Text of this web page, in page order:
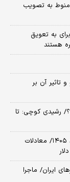
منوط به تصویب
به تعویق
هستند
تاثیر آن بر
رشیدی کوچی: تا
پیش‌بینی قیمت طلا، دلار و سکه امروز شنبه ۱۷ مرداد ۱۴۰۵/ معادلات
ایران/ ماجرا